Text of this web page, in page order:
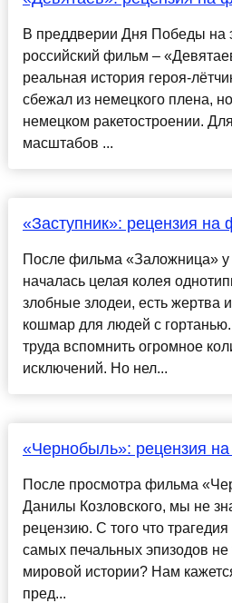
В преддверии Дня Победы
российский фильм –
реальная история героя-
сбежал из немецкого плена,
немецком ракетостроении.
масштабов ...
«Заступник»: рецензия на
После фильма «Заложница»
началась целая колея
злобные злодеи, есть жертва
кошмар для людей с
труда вспомнить огромное
исключений. Но нел...
«Чернобыль»: рецензия
После просмотра фильма
Данилы Козловского, мы не
рецензию. С того что
самых печальных эпизодов не
мировой истории? Нам
пред...